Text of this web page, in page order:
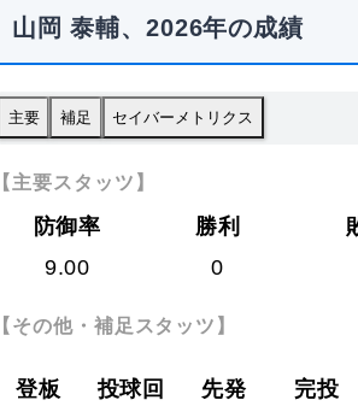
山岡 泰輔、2026年の成績
主要 補足 セイバーメトリクス
【主要スタッツ】
防御率 勝利
9.00
0
【その他・補足スタッツ】
登板 投球回 先発 完投